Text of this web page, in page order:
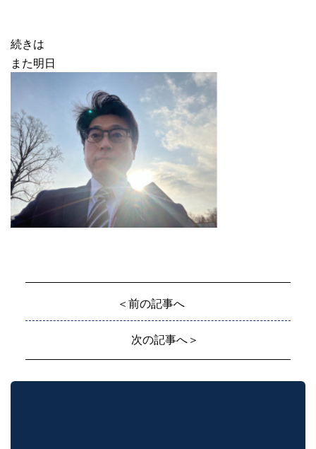
続きは
また明日
＜前の記事へ
次の記事へ＞